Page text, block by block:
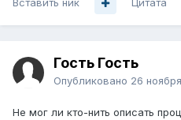
Вставить ник Цитата
Гость Гость
Опубликовано 26
Не мог ли кто-нить описать